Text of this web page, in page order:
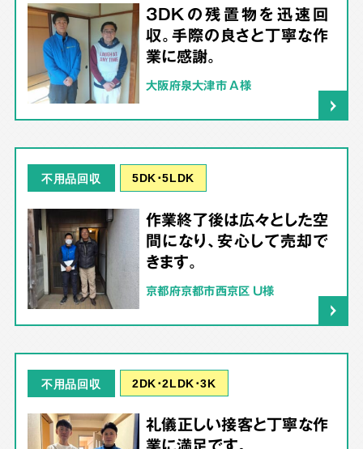
3DKの残置物を迅速回
収。手際の良さと丁寧な作
業に感謝。
大阪府泉大津市 A様
不用品回収 5DK･5LDK
作業終了後は広々とした空
間になり、安心して売却で
きます。
京都府京都市西京区 U様
不用品回収 2DK･2LDK･3K
礼儀正しい接客と丁寧な作